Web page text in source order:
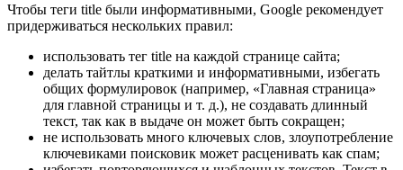
Чтобы теги title были информативными, Google рекомендует
придерживаться нескольких правил:
использовать тег title на каждой странице сайта;
делать тайтлы краткими и информативными, избегать
общих формулировок (например, «Главная страница»
для главной страницы и т. д.), не создавать длинный
текст, так как в выдаче он может быть сокращен;
не использовать много ключевых слов, злоупотребление
ключевиками поисковик может расценивать как спам;